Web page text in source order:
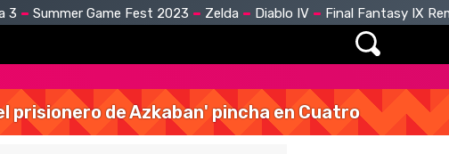
3 Summer Game Fest 2023 Zelda Diablo IV Final Fantasy IX
prisionero de Azkaban' pincha en Cuatro